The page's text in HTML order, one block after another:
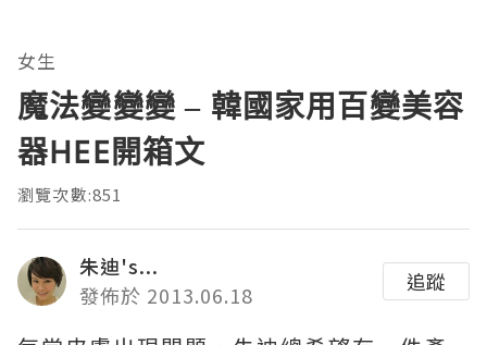
女生
魔法變變變 – 韓國家用百變美容
器HEE開箱文
瀏覽次數:851
朱迪's...
發佈於 2013.06.18
追蹤